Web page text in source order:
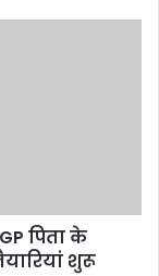
पिता के
शुरू